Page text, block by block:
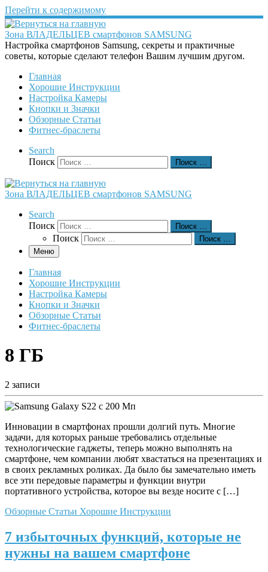
Перейти к содержимому
Зона ВЛАДЕЛЬЦЕВ смартфонов SAMSUNG
Настройка смартфонов Samsung, секреты и практичные
советы, которые сделают телефон Вашим лучшим другом.
Главная
Хорошие Инструкции
Настройка Камеры
Кнопки и Значки
Обзорные Статьи
Фитнес-браслеты
Search
Поиск
Поиск …
Зона ВЛАДЕЛЬЦЕВ смартфонов SAMSUNG
Search
Поиск
Поиск …
Поиск
Поиск …
Меню
Главная
Хорошие Инструкции
Настройка Камеры
Кнопки и Значки
Обзорные Статьи
Фитнес-браслеты
8 ГБ
2 записи
Инновации в смартфонах прошли долгий путь. Многие
задачи, для которых раньше требовались отдельные
технологические гаджеты, теперь можно выполнять на
смартфоне, чем компании любят хвастаться на презентациях и
в своих рекламных роликах. Да было бы замечательно иметь
все эти передовые параметры и функции внутри
портативного устройства, которое вы везде носите с […]
Обзорные Статьи Хорошие Инструкции
7 избыточных функций, которые не
нужны на вашем смартфоне